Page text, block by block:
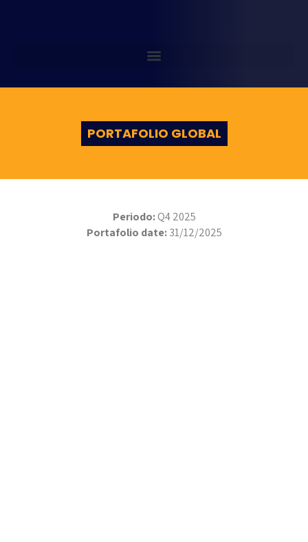
PORTAFOLIO GLOBAL
Periodo:Q4 2025
Portafolio date:31/12/2025